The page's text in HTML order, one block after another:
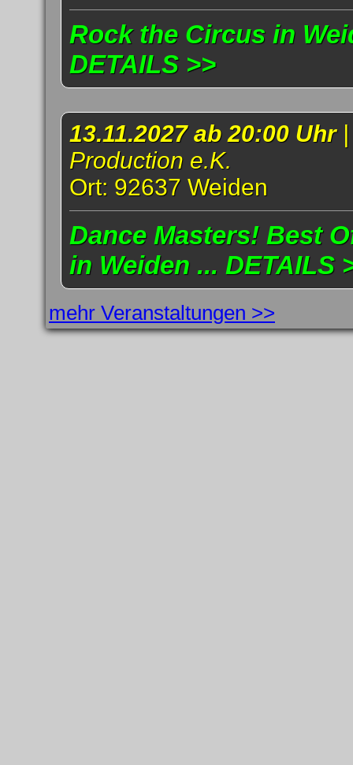
Rock the Circus in
DETAILS >>
13.11.2027 ab 20:00 Uhr
Production e.K.
Ort: 92637 Weiden
Dance Masters! Best
in Weiden ... DETAILS
mehr Veranstaltungen >>